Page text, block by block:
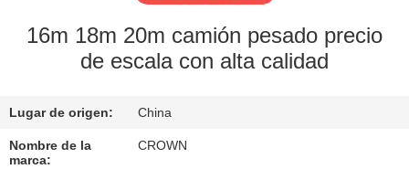
LA
FÁBRICA
CONTROL
DE
16m 18m 20m camión pesado precio
de escala con alta calidad
Lugar de origen: China
Nombre de la
marca:
CROWN